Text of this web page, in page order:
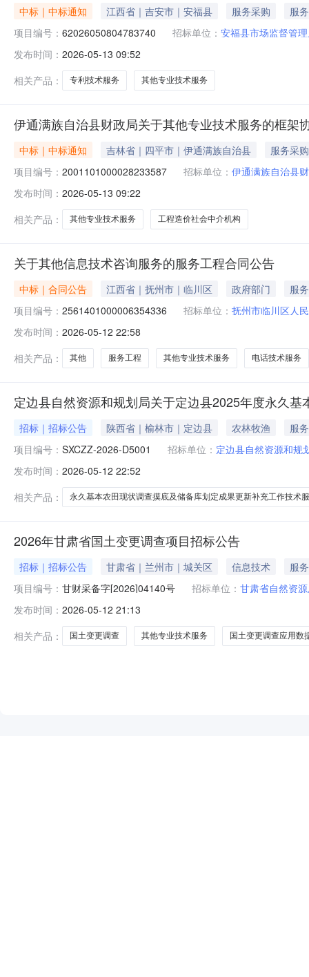
中标｜中标通知 江西省｜吉安市｜安福县 服务采购
服务
项目编号： 62026050804783740 招标单位： 安福县市场监督管
发布时间： 2026-05-13 09:52
相关产品：
专利技术服务 其他专业技术服务
伊通满族自治县财政局关于其他专业技术服务的框架
中标｜中标通知 吉林省｜四平市｜伊通满族自治县
服务采购
项目编号： 2001101000028233587 招标单位： 伊通满族自治县
发布时间： 2026-05-13 09:22
相关产品：
其他专业技术服务 工程造价社会中介机构
关于其他信息技术咨询服务的服务工程合同公告
中标｜合同公告 江西省｜抚州市｜临川区 政府部门
服务
项目编号： 2561401000006354336 招标单位： 抚州市临川区人
发布时间： 2026-05-12 22:58
相关产品：
其他 服务工程 其他专业技术服务 电话技术服务
定边县自然资源和规划局关于定边县2025年度永久
招标｜招标公告 陕西省｜榆林市｜定边县 农林牧渔
服务
项目编号： SXCZZ-2026-D5001 招标单位： 定边县自然资源和规
发布时间： 2026-05-12 22:52
相关产品：
永久基本农田现状调查摸底及储备库划定成果更新补充工作技术
2026年甘肃省国土变更调查项目招标公告
招标｜招标公告 甘肃省｜兰州市｜城关区 信息技术
服务
项目编号： 甘财采备字[2026]04140号 招标单位： 甘肃省自然资
发布时间： 2026-05-12 21:13
相关产品：
国土变更调查 其他专业技术服务 国土变更调查应用数